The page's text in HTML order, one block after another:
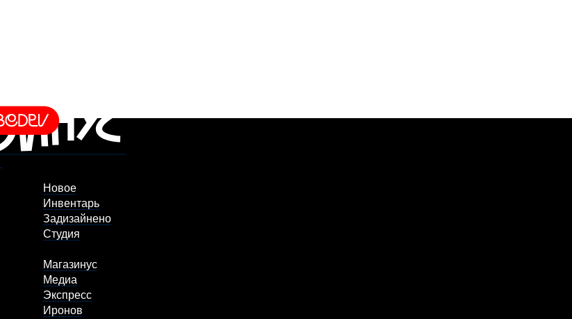
Новое
Инвентарь
Задизайнено
Студия
Магазинус
Медиа
Экспресс
Иронов